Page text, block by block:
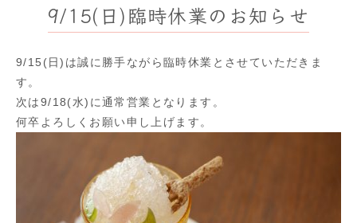
9/15(日)臨時休業のお知らせ
9/15(日)は誠に勝手ながら臨時休業とさせていただきま
す。
次は9/18(水)に通常営業となります。
何卒よろしくお願い申し上げます。